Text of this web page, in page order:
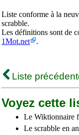
Liste conforme à la
scrabble.
Les définitions sont de
1Mot.net
.
Liste
Voyez cette
Le Wiktionnaire
Le scrabble en